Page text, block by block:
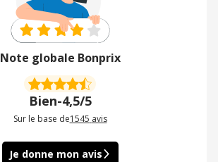
Note globale Bonprix
Bien-4,5/5
Sur le base de1545 avis
Je donne mon avis